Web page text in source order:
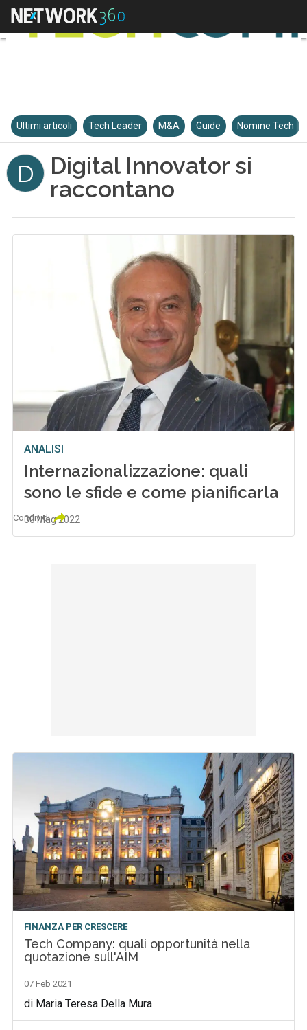
Ultimi articoli Tech Leader M&A Guide Nomine Tech
D
Digital Innovator si
raccontano
ANALISI
Internazionalizzazione: quali
sono le sfide e come pianificarla
30 Mag 2022
Condividi
FINANZA PER CRESCERE
Tech Company: quali opportunità nella
quotazione sull'AIM
07 Feb 2021
di Maria Teresa Della Mura